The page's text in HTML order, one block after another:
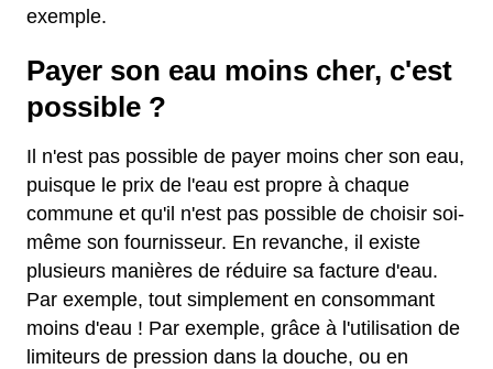
exemple.
Payer son eau moins cher, c'est
possible ?
Il n'est pas possible de payer moins cher son eau,
puisque le prix de l'eau est propre à chaque
commune et qu'il n'est pas possible de choisir soi-
même son fournisseur. En revanche, il existe
plusieurs manières de réduire sa facture d'eau.
Par exemple, tout simplement en consommant
moins d'eau ! Par exemple, grâce à l'utilisation de
limiteurs de pression dans la douche, ou en